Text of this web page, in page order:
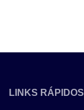
LINKS RÁPIDOS